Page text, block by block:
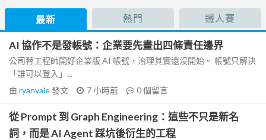
最新 熱門 鐵人賽
AI 協作不是發帳號：企業要先畫出四條責任邊界
公司替工程師開好企業版 AI 帳號，治理其實還沒開始。 帳號只解決
「誰可以登入」...
由 ryanvale發文 7 小時前 0個留言
從 Prompt 到 Graph Engineering：這些不只是新名
詞，而是 AI Agent 踩坑後衍生的工程